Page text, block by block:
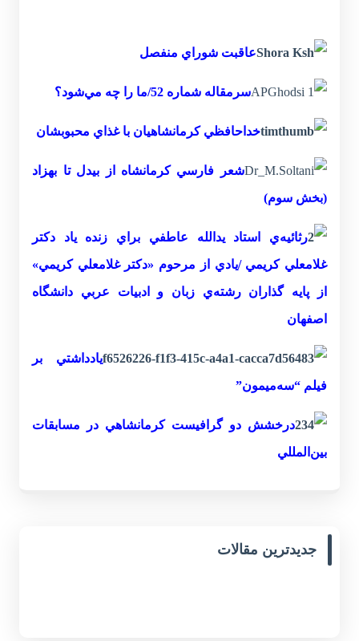
عاقبت ‌شوراي ‌منفصل
سرمقاله شماره 52/ما را چه‌ مي‌شود؟
خداحافظي ‌کرمانشاهيان ‌با غذاي‌ محبوبشان
شعر فارسي ‌کرمانشاه ‌از ‌بيدل ‌تا ‌بهزاد
(بخش سوم)
رثائيه‌‌ي استاد يدالله عاطفي براي زنده ياد دكتر
غلامعلي كريمي /يادي ‌از ‌مرحوم «‌دکتر غلامعلي‌ کريمي»
از پايه‌ گذاران رشته‌ي ‌زبان ‌و ‌ادبيات‌ عربي ‌دانشگاه
‌اصفهان
يادداشتي ‌بر‌
فيلم‌ “سه‌ميمون”
درخشش ‌دو گرافيست‌ کرمانشاهي ‌در مسابقات
‌بين‌المللي
جدیدترین مقالات